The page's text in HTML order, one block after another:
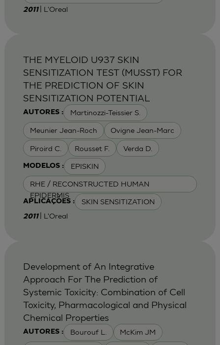
2011 | L'Oreal
AUTORES : Martinozzi-Teissier S.
Meunier Jean-Roch Ovigne Jean-Marc
Piroird C. Rousset F. Verda D.
MODELOS : EPISKIN
RHE / RECONSTRUCTED HUMAN
EPIDERMIS
APLICAÇÕES : SKIN SENSITIZATION
THE MYELOID U937 SKIN
SENSITIZATION TEST (MUSST) FOR
THE PREDICTION OF SKIN
SENSITIZATION POTENTIAL
2011 | L'Oreal
AUTORES : Bourouf L. McKim JM
Development of An Integrative
Approach For The Prediction of
Systemic Toxicity: Combination of Cell
Toxicity, Pharmacological and Physical
Chemical Properties